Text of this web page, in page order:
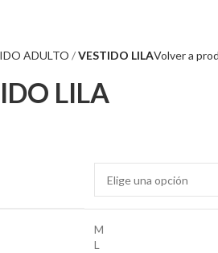
ADULTO VESTIDO LILAVolver a
LILA
M
L